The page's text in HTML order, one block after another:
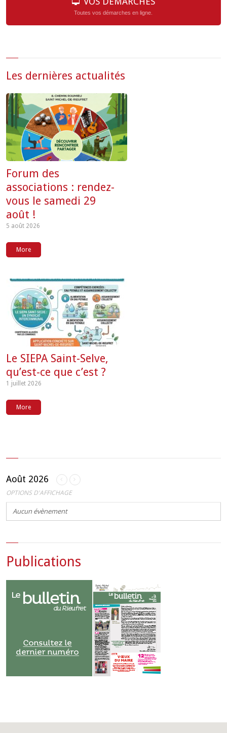
Toutes vos démarches en ligne.
Les dernières actualités
Forum des
associations : rendez-
vous le samedi 29
août !
5 août 2026
More
Le SIEPA Saint-Selve,
qu’est-ce que c’est ?
1 juillet 2026
More
Août 2026
OPTIONS D'AFFICHAGE
Aucun évènement
Publications